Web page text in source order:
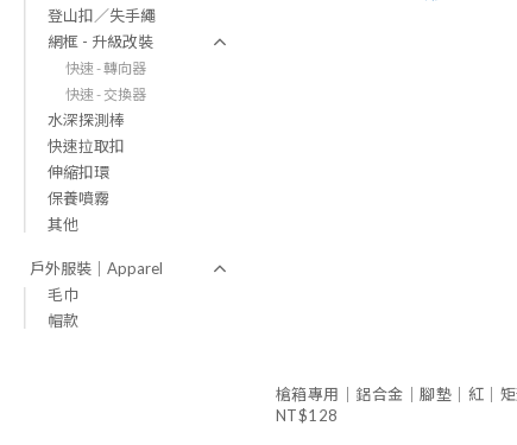
登山扣／失手繩
網框 - 升級改裝
快速 - 轉向器
快速 - 交換器
水深探測棒
快速拉取扣
伸縮扣環
保養噴霧
其他
戶外服裝｜Apparel
毛巾
帽款
槍箱專用｜鋁合金｜腳墊｜紅｜
NT$128